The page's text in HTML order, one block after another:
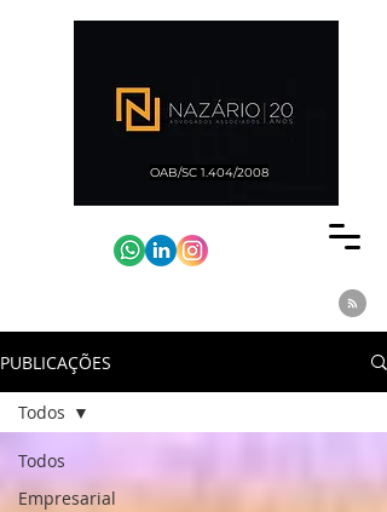
OAB/SC 1.404/2008
PUBLICAÇÕES
Todos
Empresarial
Todos